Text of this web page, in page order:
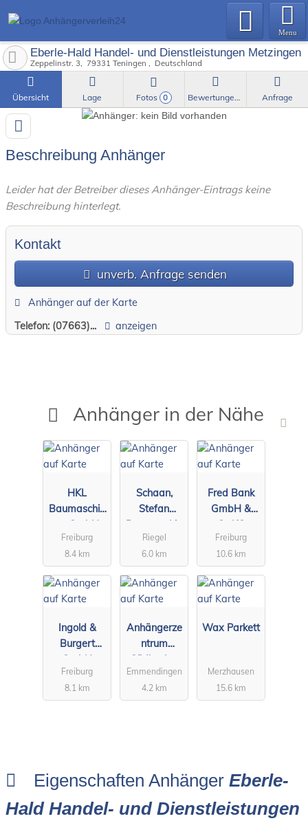
Menu
Eberle-Hald Handel- und Dienstleistungen Metzingen
Zeppelinstr. 3 79331 Teningen Deutschland
Übersicht Lage Fotos 0 Bewertungen Anfrage
Beschreibung Anhänger
Leider hat der Betreiber dieses Anhänger-Eintrags keine
Beschreibung hinterlegt.
Kontakt
unverb. Anfrage senden
Anhänger auf der Karte
Telefon: (07663)... anzeigen
Anhänger in der Nähe
HKL
Baumaschin
en GmbH
Center
Freiburg
Freiburg
8.4 km
Schaan,
Stefan
Baumaschin
en
Riegel
6.0 km
Fred Bank
GmbH &
Co.KG
Freiburg
10.6 km
Ingold &
Burgert
GmbH
Freiburg
8.1 km
Anhängerze
ntrum
Südbaden
Emmendingen
4.2 km
Wax Parkett
Merzhausen
15.6 km
Eigenschaften Anhänger Eberle-
Hald Handel- und Dienstleistungen